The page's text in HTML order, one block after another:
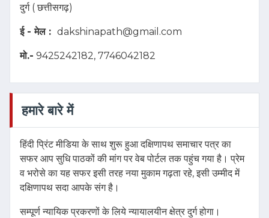
दुर्ग ( छत्तीसगढ़)
ई - मेल : dakshinapath@gmail.com
मो.- 9425242182, 7746042182
हमारे बारे में
हिंदी प्रिंट मीडिया के साथ शुरू हुआ दक्षिणापथ समाचार पत्र का
सफर आप सुधि पाठकों की मांग पर वेब पोर्टल तक पहुंच गया है। प्रेम
व भरोसे का यह सफर इसी तरह नया मुकाम गढ़ता रहे, इसी उम्मीद में
दक्षिणापथ सदा आपके संग है।
सम्पूर्ण न्यायिक प्रकरणों के लिये न्यायालयीन क्षेत्र दुर्ग होगा।